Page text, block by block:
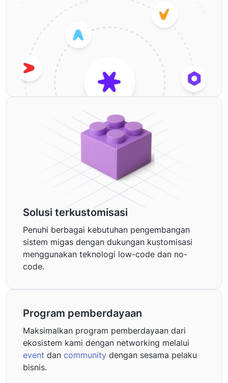
Solusi terkustomisasi
Penuhi berbagai kebutuhan pengembangan
sistem migas dengan dukungan kustomisasi
menggunakan teknologi low-code dan no-
code.
Program pemberdayaan
Maksimalkan program pemberdayaan dari
ekosistem kami dengan networking melalui
event dan community dengan sesama pelaku
bisnis.